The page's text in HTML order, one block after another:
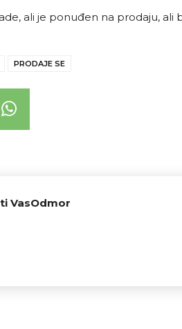
ali je ponuđen na prodaju,
PRODAJE SE
VasOdmor